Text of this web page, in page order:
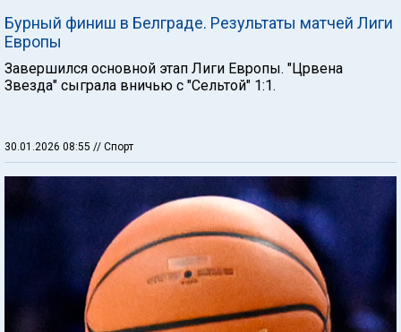
Бурный финиш в Белграде. Результаты матчей Лиги
Европы
Завершился основной этап Лиги Европы. "Црвена
Звезда" сыграла вничью с "Сельтой" 1:1.
30.01.2026 08:55 // Спорт